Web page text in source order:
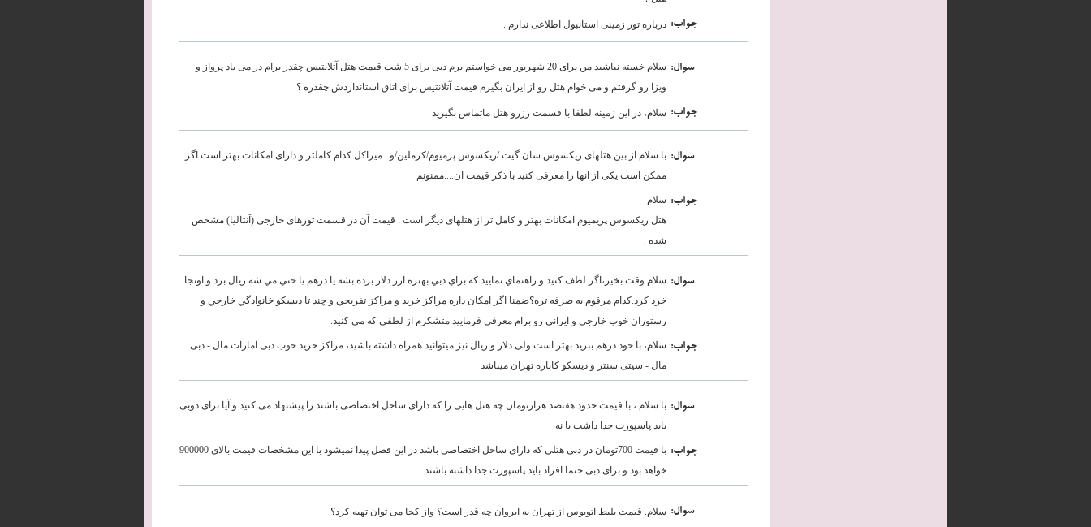
درباره تور زمینی استانبول اطلاعی ندارم . :جواب
سلام خسته نباشيد من برای 20 شهریور می خواستم برم دبی برای 5 شب قیمت هتل آتلانتیس چقدر برام در می یاد پرواز و
ویزا رو گرفتم و می خوام هتل رو از ایران بگیرم قیمت آتلانتیس برای اتاق استانداردش چقدره ؟
:سوال
سلام، در این زمینه لطفا با قسمت رزرو هتل ماتماس بگیرید :جواب
با سلام از بین هتلهای ریکسوس سان گیت /ریکسوس پرمیوم/کرملین/و...میراکل کدام کاملتر و دارای امکانات بهتر است اگر
ممکن است یکی از انها را معرفی کنید با ذکر قیمت ان....ممنونم
:سوال
سلام
هتل ریکسوس پریمیوم امکانات بهتر و کامل تر از هتلهای دیگر است . قیمت آن در قسمت تورهای خارجی (آنتالیا) مشخص
شده .
:جواب
سلام وقت بخير،اگر لطف كنيد و راهنماي نماييد كه براي دبي بهتره ارز دلار برده بشه يا درهم يا حتي مي شه ريال برد و اونجا
خرد كرد.كدام مرقوم به صرفه تره؟ضمنا اگر امكان داره مراكز خريد و مراكز تفريحي و چند تا ديسكو خانوادگي خارجي و
رستوران خوب خارجي و ايراني رو برام معرفي فرماييد.متشكرم از لطفي كه مي كنيد.
:سوال
سلام، با خود درهم ببرید بهتر است ولی دلار و ریال نیز میتوانید همراه داشته باشید، مراکز خرید خوب دبی امارات مال - دبی
مال - سیتی سنتر و دیسکو کاباره تهران میباشد
:جواب
با سلام ، با قیمت حدود هفتصد هزازتومان چه هتل هایی را که دارای ساحل اختصاصی باشند را پیشنهاد می کنید و آیا برای دوبی
باید پاسپورت جدا داشت یا نه
:سوال
با قیمت 700تومان در دبی هتلی که دارای ساحل اختصاصی باشد در این فصل پیدا نمیشود با این مشخصات قیمت بالای 900000
خواهد بود و برای دبی حتما افراد باید پاسپورت جدا داشته باشند
:جواب
سلام. قیمت بلیط اتوبوس از تهران به ایروان چه قدر است؟ واز کجا می توان تهیه کرد؟ :سوال